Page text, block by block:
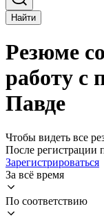
Найти
Резюме
работу с
Павде
Чтобы видеть все
После регистрации
Зарегистрироваться
За всё время
По соответствию